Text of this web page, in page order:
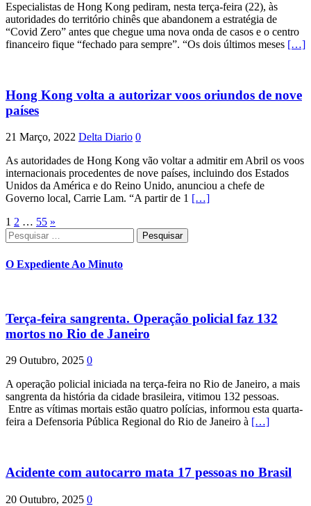
Especialistas de Hong Kong pediram, nesta terça-feira (22), às
autoridades do território chinês que abandonem a estratégia de
“Covid Zero” antes que chegue uma nova onda de casos e o centro
financeiro fique “fechado para sempre”. “Os dois últimos meses […]
Hong Kong volta a autorizar voos oriundos de nove
países
21 Março, 2022 Delta Diario 0
As autoridades de Hong Kong vão voltar a admitir em Abril os voos
internacionais procedentes de nove países, incluindo dos Estados
Unidos da América e do Reino Unido, anunciou a chefe de
Governo local, Carrie Lam. “A partir de 1 […]
Paginação
dos
conteúdos
1 2 … 55 »
Pesquisar
por:
O Expediente Ao Minuto
Terça-feira sangrenta. Operação policial faz 132
mortos no Rio de Janeiro
29 Outubro, 2025 0
A operação policial iniciada na terça-feira no Rio de Janeiro, a mais
sangrenta da história da cidade brasileira, vitimou 132 pessoas.
Entre as vítimas mortais estão quatro polícias, informou esta quarta-
feira a Defensoria Pública Regional do Rio de Janeiro à […]
Acidente com autocarro mata 17 pessoas no Brasil
20 Outubro, 2025 0